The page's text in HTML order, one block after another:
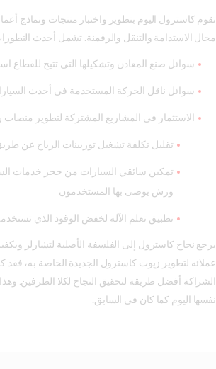
تقوم كاسترول اليوم بتطوير واختبار منتجات ونماذج
مجال الاستدامة والتنقل والرقمنة. تشمل أحدث
سوائل صنع المعادن وتشكيلها التي تتيح للقطاع
سوائل ناقل الحركة المستخدمة في أحدث
الاستثمار في المشاريع المشتركة لتطوير منصات
تقليل تكلفة تشغيل توربينات الرياح عن طريق
تمكين سائقي السيارات من حجز خدمات
ورش يوصى بها المستخدمون
تطبيق تعلم الآلة لخفض الوقود الذي
يرجع نجاح كاسترول إلى الفلسفة الأصلية لتشارلز
عملائه لتطوير زيوت كاسترول الجديدة الخاصة به، فقد
الشراكة أفضل طريقة لتحقيق النجاح لكلا الطرفين.
نفسها اليوم كما كان في السابق.